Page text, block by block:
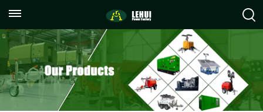
059122071372
info@lehuipowerfactory.com